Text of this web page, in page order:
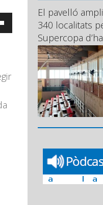
cap
El pavelló
340 localitats
Supercopa